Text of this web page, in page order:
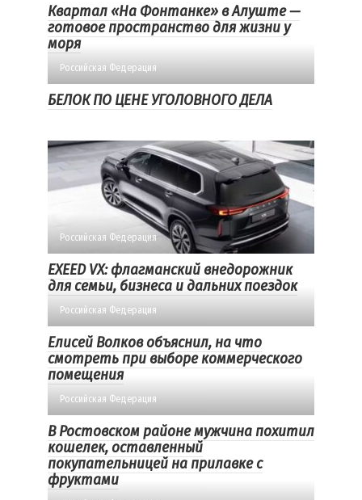
Квартал «На Фонтанке» в Алуште —
готовое пространство для жизни у
моря
Российская Федерация
БЕЛОК ПО ЦЕНЕ УГОЛОВНОГО ДЕЛА
Российская Федерация
EXEED VX: флагманский внедорожник
для семьи, бизнеса и дальних поездок
Российская Федерация
Елисей Волков объяснил, на что
смотреть при выборе коммерческого
помещения
Российская Федерация
В Ростовском районе мужчина похитил
кошелек, оставленный
покупательницей на прилавке с
фруктами